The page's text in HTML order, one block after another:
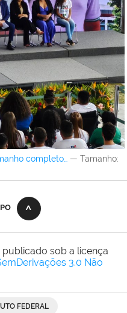
completo… — Tamanho:
sob a licença
3.0 Não
FEDERAL